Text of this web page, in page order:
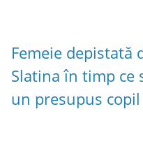
Femeie depistată
Slatina în timp ce
un presupus